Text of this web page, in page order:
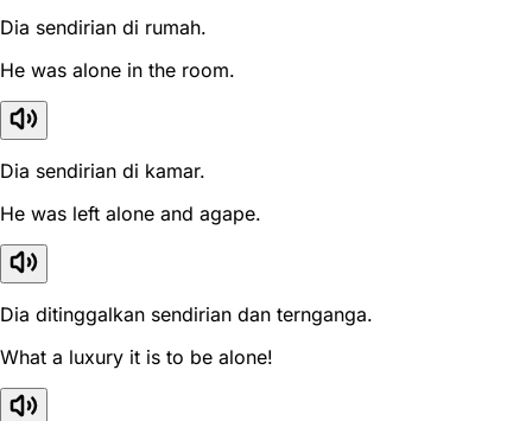
Dia sendirian di rumah.
He was alone in the room.
Dia sendirian di kamar.
He was left alone and agape.
Dia ditinggalkan sendirian dan ternganga.
What a luxury it is to be alone!